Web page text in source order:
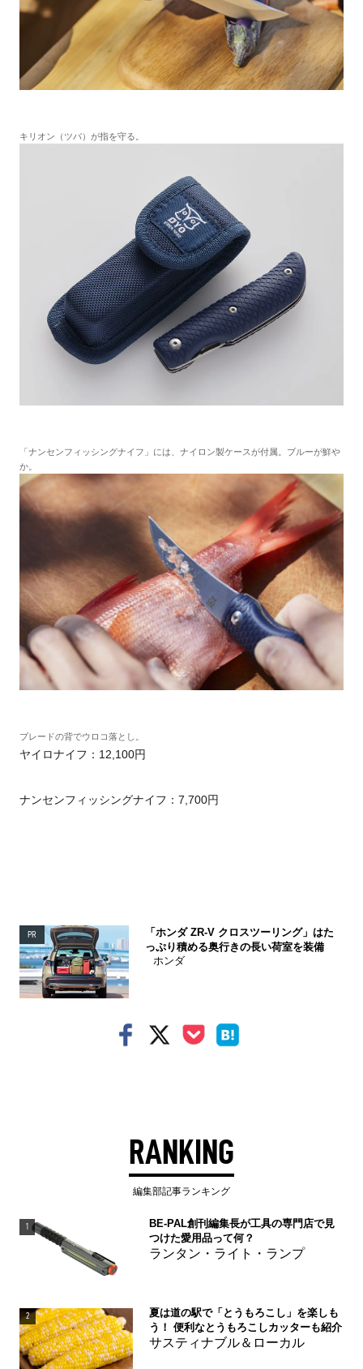
キリオン（ツバ）が指を守る。
「ナンセンフィッシングナイフ」には、ナイロン製ケースが付属。ブルーが鮮や
か。
ブレードの背でウロコ落とし。
ヤイロナイフ：12,100円
ナンセンフィッシングナイフ：7,700円
PR
「ホンダ ZR-V クロスツーリング」はた
っぷり積める奥行きの長い荷室を装備
ホンダ
RANKING
編集部記事ランキング
1
BE-PAL創刊編集長が工具の専門店で見
つけた愛用品って何？
ランタン・ライト・ランプ
2
夏は道の駅で「とうもろこし」を楽しも
う！ 便利なとうもろこしカッターも紹介
サスティナブル＆ローカル